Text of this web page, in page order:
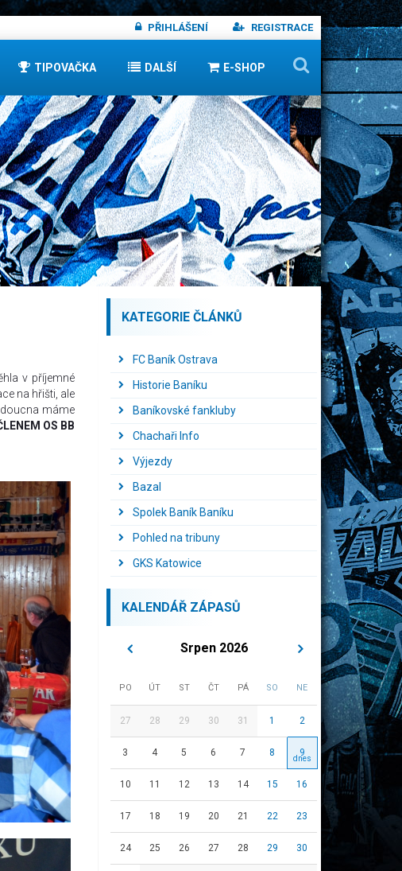
PŘIHLÁŠENÍ REGISTRACE
TIPOVAČKA DALŠÍ E-SHOP
v příjemné
na hřišti, ale
máme
OS BB
KATEGORIE ČLÁNKŮ
FC Baník Ostrava
Historie Baníku
Baníkovské fankluby
Chachaři Info
Výjezdy
Bazal
Spolek Baník Baníku
Pohled na tribuny
GKS Katowice
KALENDÁŘ ZÁPASŮ
Srpen 2026
PO ÚT ST ČT PÁ SO NE
27 28 29 30 31 1 2
3 4 5 6 7 8 9
10 11 12 13 14 15 16
17 18 19 20 21 22 23
24 25 26 27 28 29 30